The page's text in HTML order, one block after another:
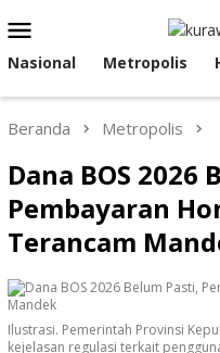
ke
kontenMobile
Nasional Metropolis
Beranda Metropolis
Dana BOS 2026
Pembayaran
Terancam
Ilustrasi. Pemerintah Provinsi
kejelasan regulasi terkait